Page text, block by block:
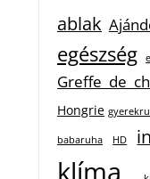
ablak
egészség
Greffe de
Hongrie
babaruha HD
klíma